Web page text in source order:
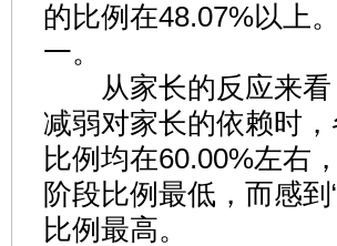
的比例在48.07%以上
一。
从家长的反应来看
减弱对家长的依赖时
比例均在60.00%左右
阶段比例最低，而感
比例最高。